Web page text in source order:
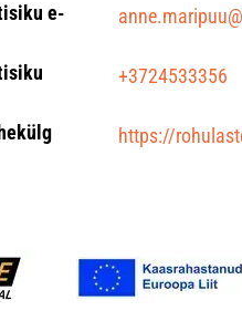
e-
+3724533356
https://